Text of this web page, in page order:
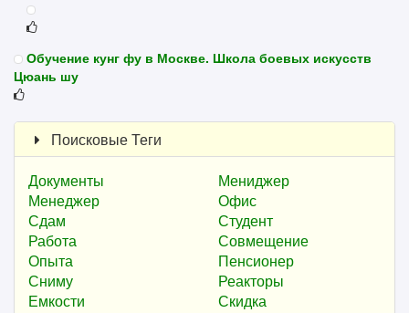
Обучение кунг фу в Москве. Школа боевых искусств
Цюань шу
Поисковые Теги
Документы
Мениджер
Менеджер
Офис
Сдам
Студент
Работа
Совмещение
Опыта
Пенсионер
Сниму
Реакторы
Емкости
Скидка